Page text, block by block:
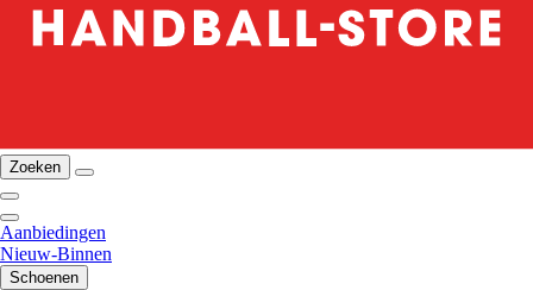
Zoeken
Aanbiedingen
Nieuw-Binnen
Schoenen